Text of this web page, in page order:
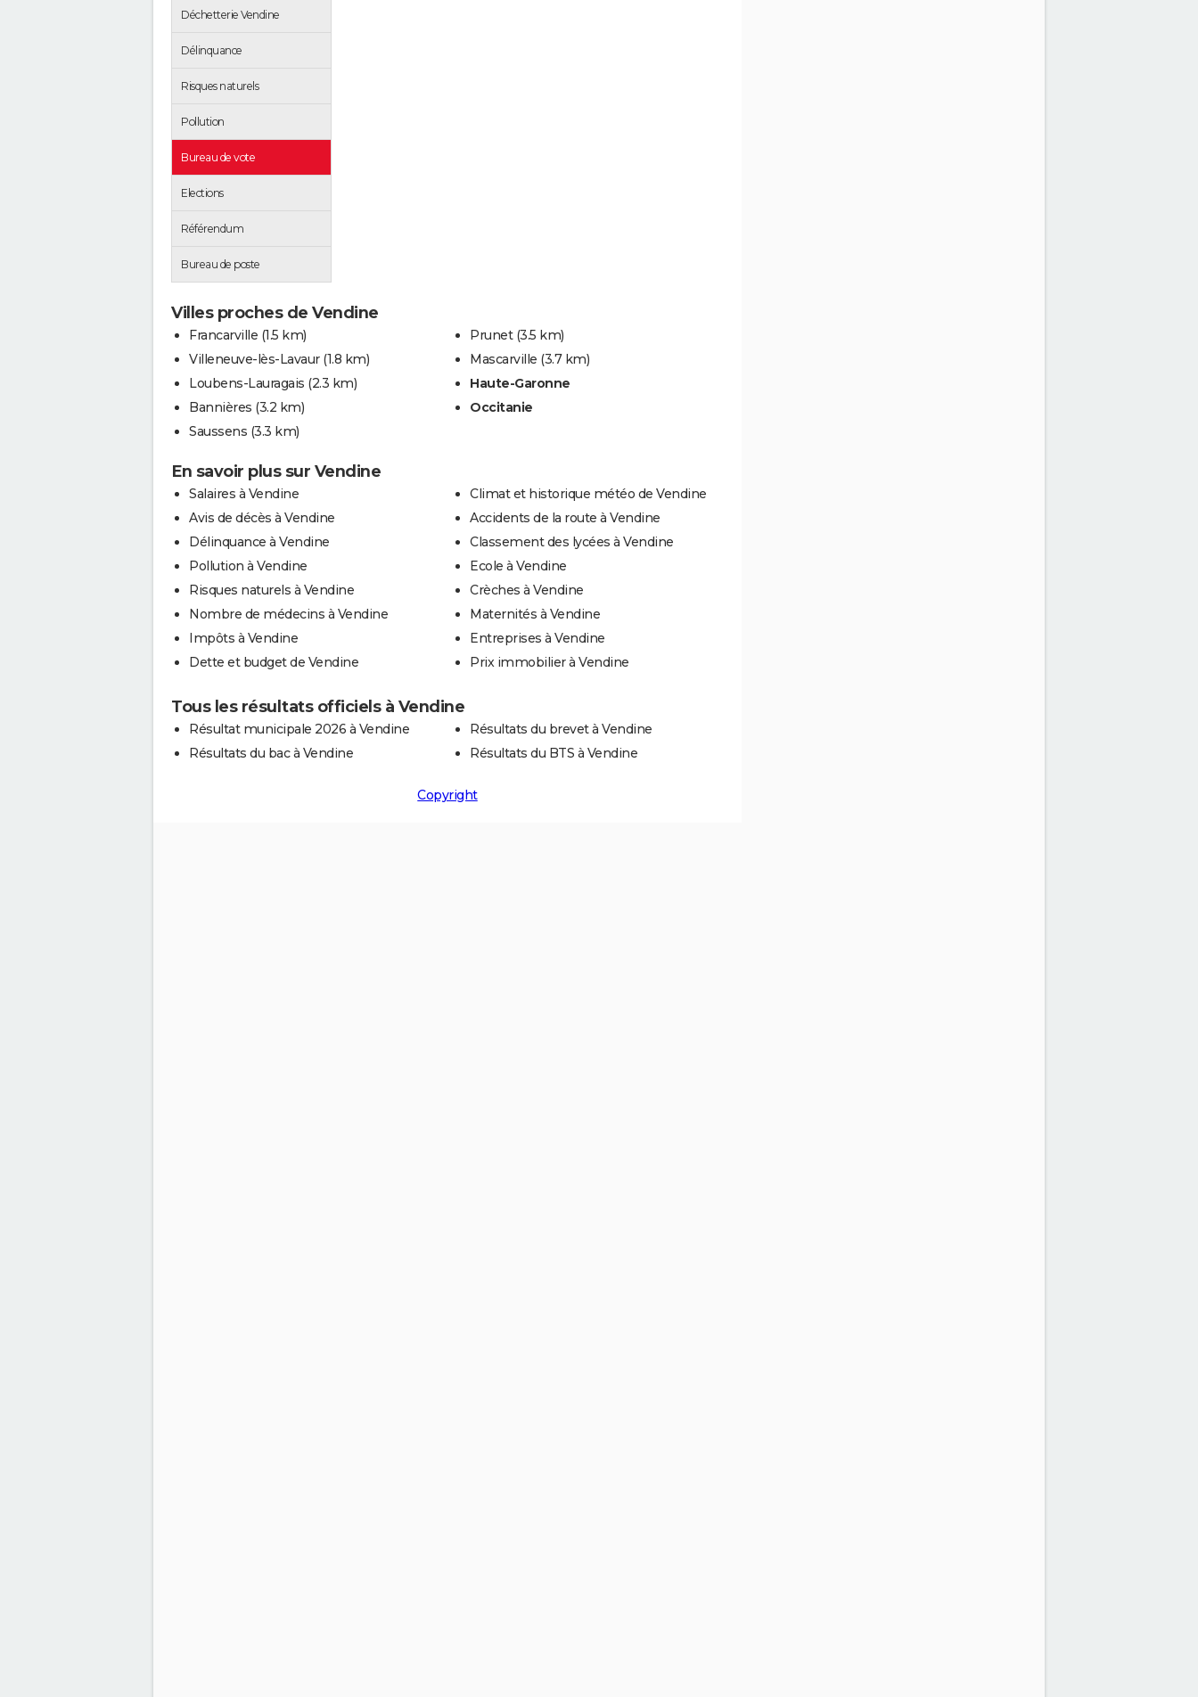
Déchetterie Vendine
Délinquance
Risques naturels
Pollution
Bureau de vote
Elections
Référendum
Bureau de poste
Villes proches de Vendine
Francarville (1.5 km)
Villeneuve-lès-Lavaur (1.8 km)
Loubens-Lauragais (2.3 km)
Bannières (3.2 km)
Saussens (3.3 km)
Prunet (3.5 km)
Mascarville (3.7 km)
Haute-Garonne
Occitanie
En savoir plus sur Vendine
Salaires à Vendine
Avis de décès à Vendine
Délinquance à Vendine
Pollution à Vendine
Risques naturels à Vendine
Nombre de médecins à Vendine
Impôts à Vendine
Dette et budget de Vendine
Climat et historique météo de Vendine
Accidents de la route à Vendine
Classement des lycées à Vendine
Ecole à Vendine
Crèches à Vendine
Maternités à Vendine
Entreprises à Vendine
Prix immobilier à Vendine
Tous les résultats officiels à Vendine
Résultat municipale 2026 à Vendine
Résultats du bac à Vendine
Résultats du brevet à Vendine
Résultats du BTS à Vendine
Copyright